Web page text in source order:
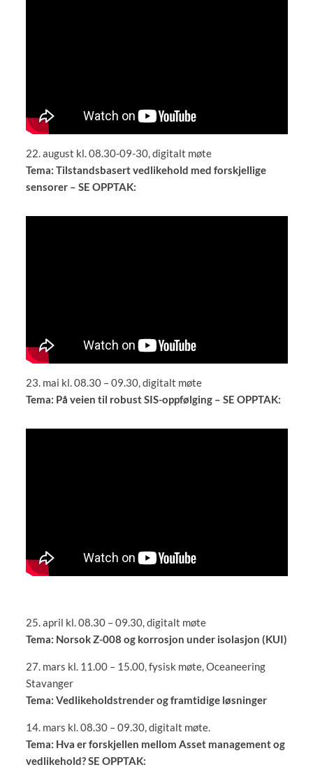
22. august kl. 08.30-09-30, digitalt møte
Tema: Tilstandsbasert vedlikehold med forskjellige
sensorer – SE OPPTAK:
23. mai kl. 08.30 – 09.30, digitalt møte
Tema: På veien til robust SIS-oppfølging – SE OPPTAK:
25. april kl. 08.30 – 09.30, digitalt møte
Tema: Norsok Z-008 og korrosjon under isolasjon (KUI)
27. mars kl. 11.00 – 15.00, fysisk møte, Oceaneering
Stavanger
Tema: Vedlikeholdstrender og framtidige løsninger
14. mars kl. 08.30 – 09.30, digitalt møte.
Tema: Hva er forskjellen mellom Asset management og
vedlikehold? SE OPPTAK: